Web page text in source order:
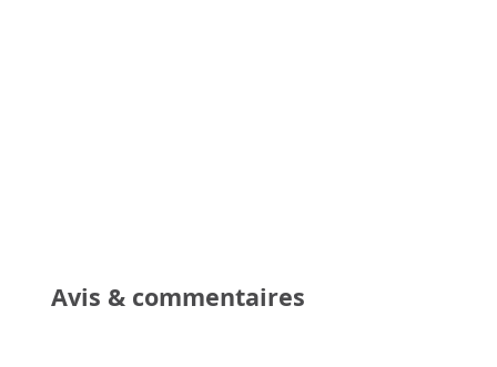
Avis & commentaires